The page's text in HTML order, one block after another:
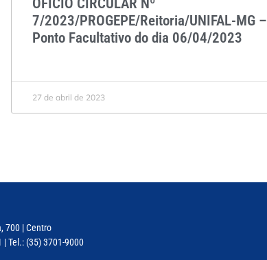
7/2023/PROGEPE/Reitoria/UNIFAL-MG –
Ponto Facultativo do dia 06/04/2023
27 de abril de 2023
700 | Centro
| Tel.: (35) 3701-9000